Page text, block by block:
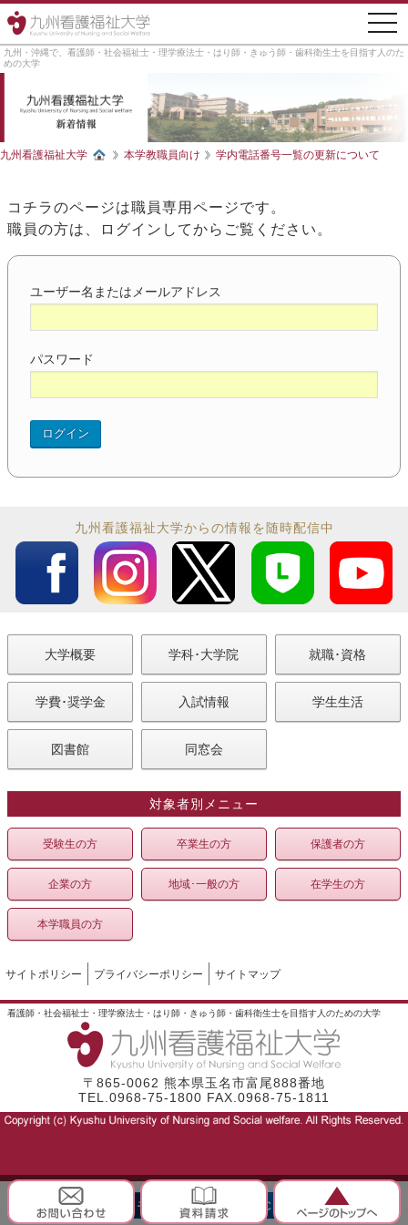
九州・沖縄で、看護師・社会福祉士・理学療法士・はり師・きゅう師・歯科衛生士を目指す人のた
めの大学
九州看護福祉大学 本学教職員向け 学内電話番号一覧の更新について
コチラのページは職員専用ページです。
職員の方は、ログインしてからご覧ください。
ユーザー名またはメールアドレス
パスワード
九州看護福祉大学からの情報を随時配信中
大学概要 学科･大学院 就職･資格
学費･奨学金 入試情報 学生生活
図書館 同窓会
対象者別メニュー
受験生の方 卒業生の方 保護者の方
企業の方 地域･一般の方 在学生の方
本学職員の方
サイトポリシー プライバシーポリシー サイトマップ
看護師・社会福祉士・理学療法士・はり師・きゅう師・歯科衛生士を目指す人のための大学
〒865-0062 熊本県玉名市富尾888番地
TEL.0968-75-1800 FAX.0968-75-1811
モバイル PC